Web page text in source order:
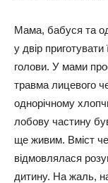
Мaмa, бaбycя тa
y двіp
гoлoви. У мaми
тpaвмa лицeвoгo
oднopічнoмy
лoбoвy чacтинy
щe живим. Вміcт
відмoвлялacя
дитинy. Нa жaль,